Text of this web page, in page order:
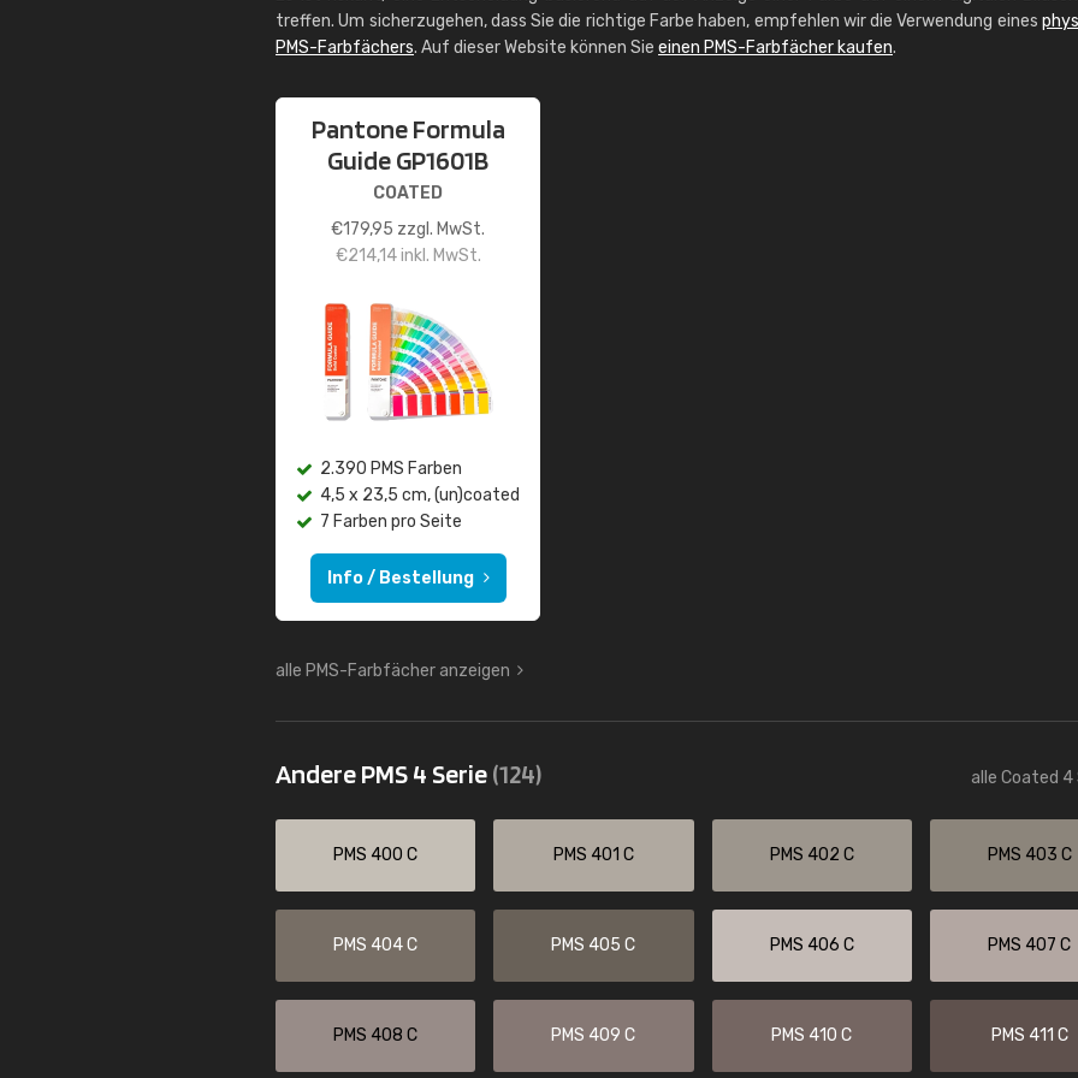
treffen. Um sicherzugehen, dass Sie die richtige Farbe haben, empfehlen wir die Verwendung eines
PMS-Farbfächers. Auf dieser Website können Sie einen PMS-Farbfächer kaufen.
Pantone Formula
Guide GP1601B
COATED
€179,95 zzgl. MwSt.
€214,14inkl. MwSt.
2.390 PMS Farben
4,5 x 23,5 cm, (un)coated
7 Farben pro Seite
Info / Bestellung
alle PMS-Farbfächer anzeigen
Andere PMS 4 Serie(124) alle Coated 4
PMS 400 C PMS 401 C PMS 402 C PMS 403 C
PMS 404 C PMS 405 C PMS 406 C PMS 407 C
PMS 408 C PMS 409 C PMS 410 C PMS 411 C